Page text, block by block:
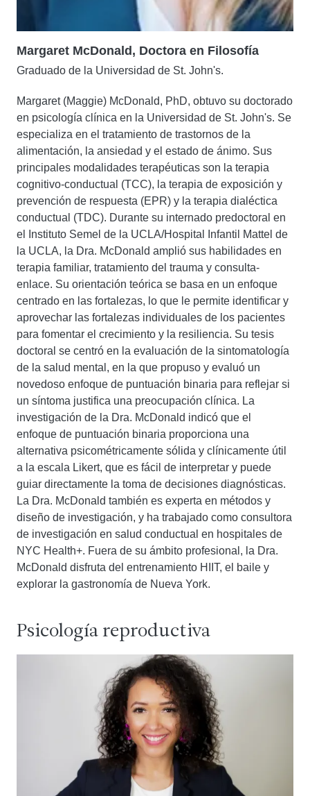
Margaret McDonald, Doctora en Filosofía
Graduado de la Universidad de St. John's.
Margaret (Maggie) McDonald, PhD, obtuvo su doctorado
en psicología clínica en la Universidad de St. John's. Se
especializa en el tratamiento de trastornos de la
alimentación, la ansiedad y el estado de ánimo. Sus
principales modalidades terapéuticas son la terapia
cognitivo-conductual (TCC), la terapia de exposición y
prevención de respuesta (EPR) y la terapia dialéctica
conductual (TDC). Durante su internado predoctoral en
el Instituto Semel de la UCLA/Hospital Infantil Mattel de
la UCLA, la Dra. McDonald amplió sus habilidades en
terapia familiar, tratamiento del trauma y consulta-
enlace. Su orientación teórica se basa en un enfoque
centrado en las fortalezas, lo que le permite identificar y
aprovechar las fortalezas individuales de los pacientes
para fomentar el crecimiento y la resiliencia. Su tesis
doctoral se centró en la evaluación de la sintomatología
de la salud mental, en la que propuso y evaluó un
novedoso enfoque de puntuación binaria para reflejar si
un síntoma justifica una preocupación clínica. La
investigación de la Dra. McDonald indicó que el
enfoque de puntuación binaria proporciona una
alternativa psicométricamente sólida y clínicamente útil
a la escala Likert, que es fácil de interpretar y puede
guiar directamente la toma de decisiones diagnósticas.
La Dra. McDonald también es experta en métodos y
diseño de investigación, y ha trabajado como consultora
de investigación en salud conductual en hospitales de
NYC Health+. Fuera de su ámbito profesional, la Dra.
McDonald disfruta del entrenamiento HIIT, el baile y
explorar la gastronomía de Nueva York.
Psicología reproductiva